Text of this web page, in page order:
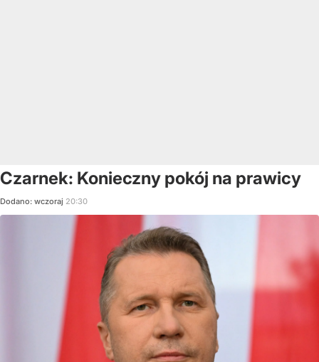
Czarnek: Konieczny pokój na prawicy
Dodano: wczoraj 20:30